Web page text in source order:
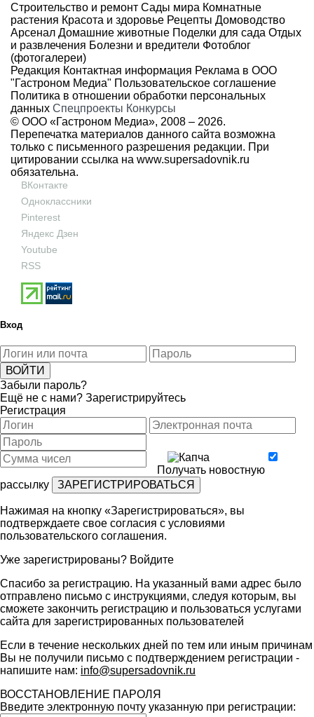
Строительство и ремонт Сады мира Комнатные
растения Красота и здоровье Рецепты Домоводство
Арсенал Домашние животные Поделки для сада Отдых
и развлечения Болезни и вредители Фотоблог
(фотогалереи)
Редакция Контактная информация Реклама в ООО
"Гастроном Медиа" Пользовательское соглашение
Политика в отношении обработки персональных
данных Спецпроекты Конкурсы
© ООО «Гастроном Медиа», 2008 – 2026.
Перепечатка материалов данного сайта возможна
только с письменного разрешения редакции. При
цитировании ссылка на www.supersadovnik.ru
обязательна.
ВКонтакте
Одноклассники
Pinterest
Яндекс Дзен
Youtube
RSS
Вход
Забыли пароль?
Ещё не с нами? Зарегистрируйтесь
Регистрация
Получать новостную
рассылку
Нажимая на кнопку «Зарегистрироваться», вы
подтверждаете свое согласия с условиями
пользовательского соглашения.
Уже зарегистрированы? Войдите
Спасибо за регистрацию. На указанный вами адрес было
отправлено письмо с инструкциями, следуя которым, вы
сможете закончить регистрацию и пользоваться услугами
сайта для зарегистрированных пользователей
Если в течение нескольких дней по тем или иным причинам
Вы не получили письмо с подтверждением регистрации -
напишите нам: info@supersadovnik.ru
ВОССТАНОВЛЕНИЕ ПАРОЛЯ
Введите электронную почту указанную при регистрации: